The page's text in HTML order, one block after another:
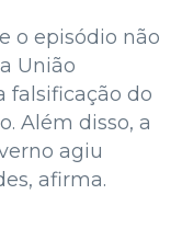
o episódio não
União
falsificação do
Além disso, a
agiu
afirma.